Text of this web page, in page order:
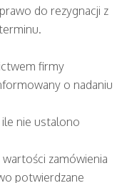
do rezygnacji z
firmy
o nadaniu
nie ustalono
wartości zamówienia
potwierdzane